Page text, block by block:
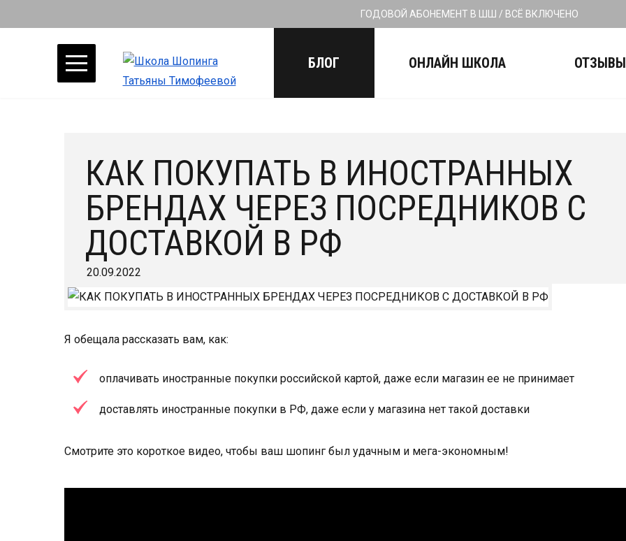
ГОДОВОЙ АБОНЕМЕНТ В ШШ / ВСЁ ВКЛЮЧЕНО
БЛОГ ОНЛАЙН ШКОЛА ОТЗЫВЫ
КАК ПОКУПАТЬ В ИНОСТРАННЫХ
БРЕНДАХ ЧЕРЕЗ ПОСРЕДНИКОВ С
ДОСТАВКОЙ В РФ
20.09.2022
Я обещала рассказать вам, как:
оплачивать иностранные покупки российской картой, даже если магазин ее не принимает
доставлять иностранные покупки в РФ, даже если у магазина нет такой доставки
Смотрите это короткое видео, чтобы ваш шопинг был удачным и мега-экономным!